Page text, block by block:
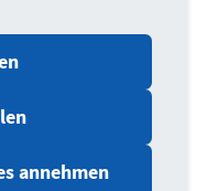
in
annehmen